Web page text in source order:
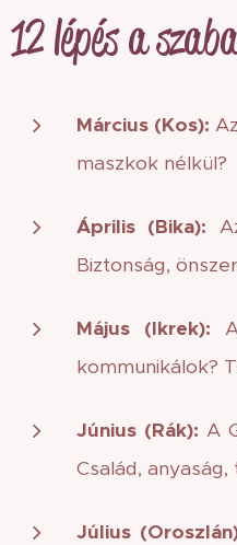
12 lépés a
Március (Kos):
maszkok nélkül?
Április (Bika):
Biztonság,
Május (Ikrek):
kommunikálok?
Június (Rák): A
Család, anyaság,
Július